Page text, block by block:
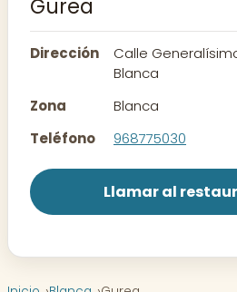
Rutas
Contacto
Gurea
Dirección
Calle
Blanca
Zona
Blanca
Teléfono
968775030
Llamar al